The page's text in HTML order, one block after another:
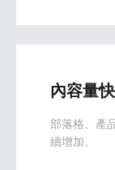
內容量
部落格、產
續增加。